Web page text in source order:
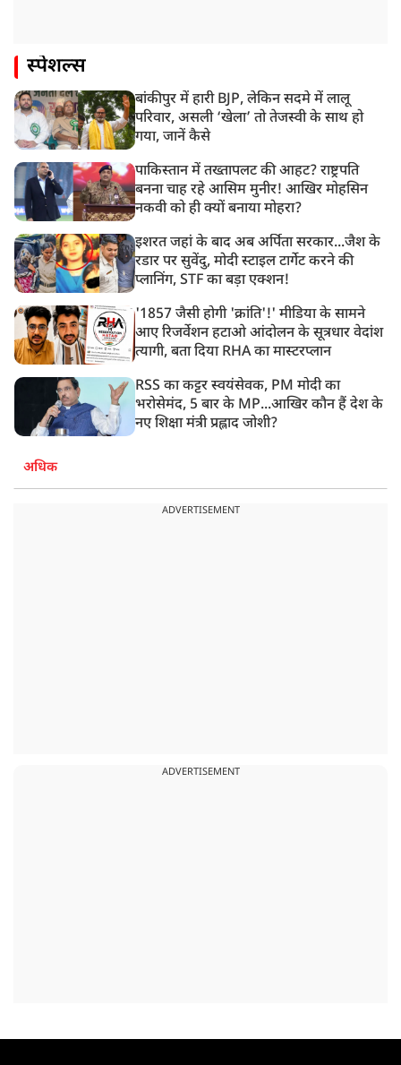
स्पेशल्स
बांकीपुर में हारी BJP, लेकिन सदमे में लालू
परिवार, असली ‘खेला’ तो तेजस्वी के साथ हो
गया, जानें कैसे
पाकिस्तान में तख्तापलट की आहट? राष्ट्रपति
बनना चाह रहे आसिम मुनीर! आखिर मोहसिन
नकवी को ही क्यों बनाया मोहरा?
इशरत जहां के बाद अब अर्पिता सरकार...जैश के
रडार पर सुवेंदु, मोदी स्टाइल टार्गेट करने की
प्लानिंग, STF का बड़ा एक्शन!
'1857 जैसी होगी 'क्रांति'!' मीडिया के सामने
आए रिजर्वेशन हटाओ आंदोलन के सूत्रधार वेदांश
त्यागी, बता दिया RHA का मास्टरप्लान
RSS का कट्टर स्वयंसेवक, PM मोदी का
भरोसेमंद, 5 बार के MP...आखिर कौन हैं देश के
नए शिक्षा मंत्री प्रह्लाद जोशी?
अधिक
ADVERTISEMENT
ADVERTISEMENT